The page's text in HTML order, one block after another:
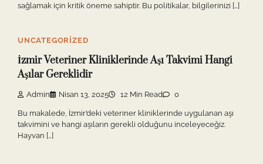
sağlamak için kritik öneme sahiptir. Bu politikalar, bilgilerinizi […]
UNCATEGORIZED
İzmir Veteriner Kliniklerinde Aşı Takvimi Hangi
Aşılar Gereklidir
Admin Nisan 13, 2025 12 Min Read 0
Bu makalede, İzmir’deki veteriner kliniklerinde uygulanan aşı
takvimini ve hangi aşıların gerekli olduğunu inceleyeceğiz.
Hayvan […]